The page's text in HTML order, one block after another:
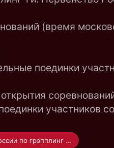
(время
поединки
участников
Первенство России по грэпплинг и грэпплинг-ги